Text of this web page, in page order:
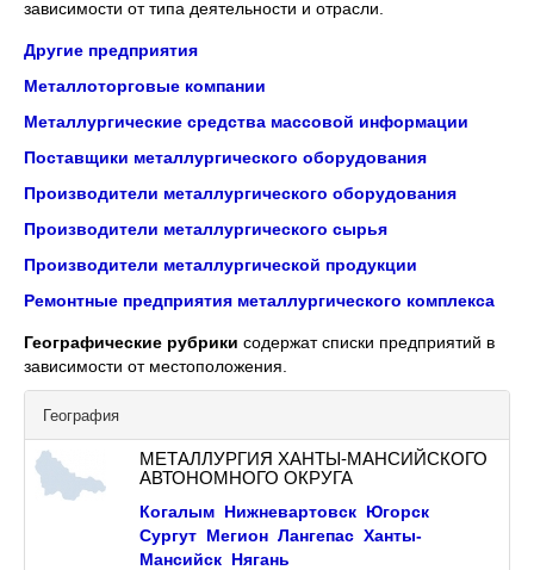
зависимости от типа деятельности и отрасли.
Другие предприятия
Металлоторговые компании
Металлургические средства массовой информации
Поставщики металлургического оборудования
Производители металлургического оборудования
Производители металлургического сырья
Производители металлургической продукции
Ремонтные предприятия металлургического комплекса
Географические рубрики содержат списки предприятий в
зависимости от местоположения.
География
МЕТАЛЛУРГИЯ ХАНТЫ-МАНСИЙСКОГО
АВТОНОМНОГО ОКРУГА
Когалым Нижневартовск Югорск
Сургут Мегион Лангепас Ханты-
Мансийск Нягань